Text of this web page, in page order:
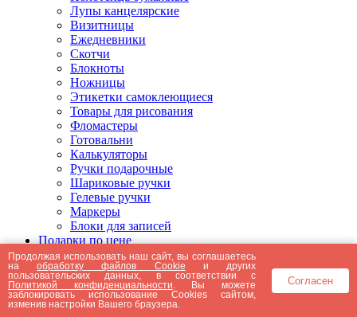
Лупы канцелярские
Визитницы
Ежедневники
Скотчи
Блокноты
Ножницы
Этикетки самоклеющиеся
Товары для рисования
Фломастеры
Готовальни
Калькуляторы
Ручки подарочные
Шариковые ручки
Гелевые ручки
Маркеры
Блоки для записей
Подарки по цене
Подарки от 5000 рублей
Подарки до 5000 рублей
Подарки до 3000 рублей
Подарки до 2000 рублей
Подарки до 1000 рублей
Продолжая использовать наш сайт, вы соглашаетесь
наобработку файлов Cookie и других
пользовательских данных, в соответствии с
Политикой конфиденциальности . Вы можете
заблокировать использование Cookies сайтом,
изменив настройки Вашего браузера.
Согласен